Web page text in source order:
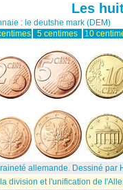
Les
: le deutshe mark (DEM)
5 centimes 10
allemande. Dessiné
division et l'unification de